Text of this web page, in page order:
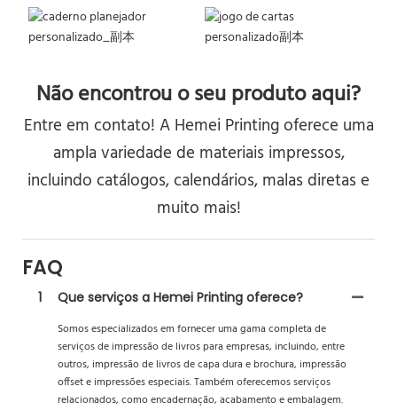
Não encontrou o seu produto aqui?
Entre em contato! A Hemei Printing oferece uma
ampla variedade de materiais impressos,
incluindo catálogos, calendários, malas diretas e
muito mais!
FAQ
1
Que serviços a Hemei Printing oferece?
Somos especializados em fornecer uma gama completa de
serviços de impressão de livros para empresas, incluindo, entre
outros, impressão de livros de capa dura e brochura, impressão
offset e impressões especiais. Também oferecemos serviços
relacionados, como encadernação, acabamento e embalagem.